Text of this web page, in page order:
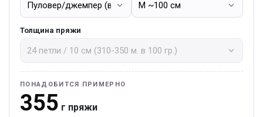
Толщина пряжи
ПОНАДОБИТСЯ ПРИМЕРНО
355 г пряжи